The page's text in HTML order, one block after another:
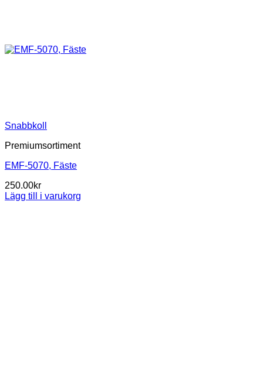
Snabbkoll
Premiumsortiment
EMF-5070, Fäste
250.00kr
Lägg till i varukorg